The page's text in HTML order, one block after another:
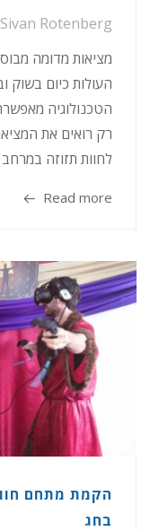
Sivan Rotenberg
מציאות מדומה
העולות כיום
הטכנולוגיה
רק רואים את
לחוות תזוזה
Read more
הקמת מתחם
בחג